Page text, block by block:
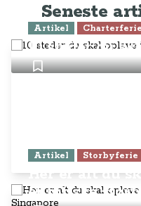
Seneste
Artikel Charterferie
10 steder du
Artikel Storbyferie
Her er alt du
eksotiske